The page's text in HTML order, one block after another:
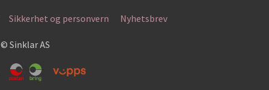
Sikkerhet og personvern Nyhetsbrev
© Sinklar AS